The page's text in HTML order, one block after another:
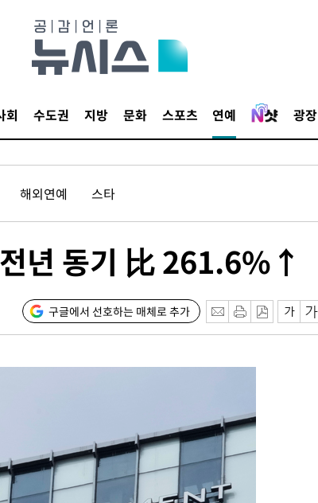
회 수도권 지방 문화 스포츠 연예 광장
해외연예 스타
년 동기 比 261.6%↑
구글에서 선호하는 매체로 추가